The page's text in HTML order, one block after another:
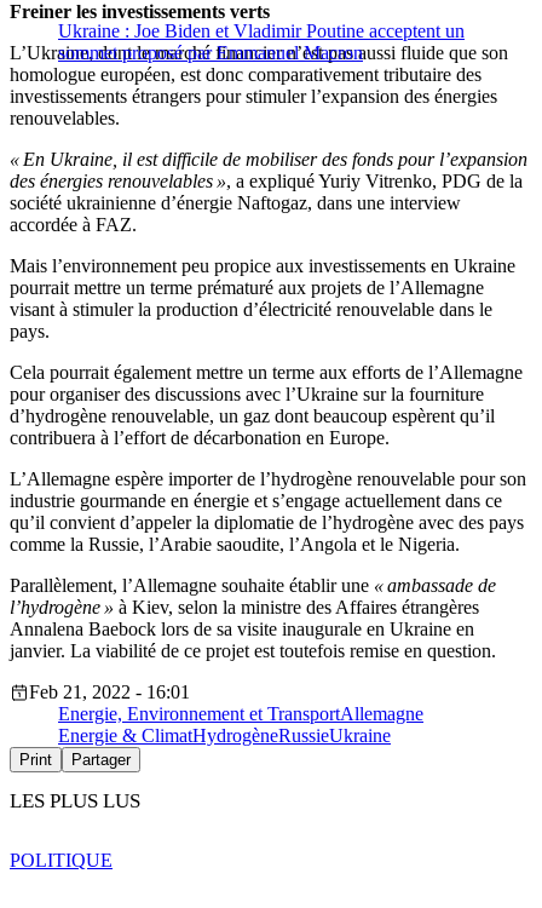
Ukraine : Joe Biden et Vladimir Poutine acceptent un
sommet proposé par Emmanuel Macron
Freiner les investissements verts
L’Ukraine, dont le marché financier n’est pas aussi fluide que son
homologue européen, est donc comparativement tributaire des
investissements étrangers pour stimuler l’expansion des énergies
renouvelables.
« En Ukraine, il est difficile de mobiliser des fonds pour l’expansion
des énergies renouvelables », a expliqué Yuriy Vitrenko, PDG de la
société ukrainienne d’énergie Naftogaz, dans une interview
accordée à FAZ.
Mais l’environnement peu propice aux investissements en Ukraine
pourrait mettre un terme prématuré aux projets de l’Allemagne
visant à stimuler la production d’électricité renouvelable dans le
pays.
Cela pourrait également mettre un terme aux efforts de l’Allemagne
pour organiser des discussions avec l’Ukraine sur la fourniture
d’hydrogène renouvelable, un gaz dont beaucoup espèrent qu’il
contribuera à l’effort de décarbonation en Europe.
L’Allemagne espère importer de l’hydrogène renouvelable pour son
industrie gourmande en énergie et s’engage actuellement dans ce
qu’il convient d’appeler la diplomatie de l’hydrogène avec des pays
comme la Russie, l’Arabie saoudite, l’Angola et le Nigeria.
Parallèlement, l’Allemagne souhaite établir une « ambassade de
l’hydrogène » à Kiev, selon la ministre des Affaires étrangères
Annalena Baebock lors de sa visite inaugurale en Ukraine en
janvier. La viabilité de ce projet est toutefois remise en question.
Feb 21, 2022 - 16:01
Energie, Environnement et TransportAllemagne
Energie & ClimatHydrogèneRussieUkraine
Print Partager
LES PLUS LUS
POLITIQUE